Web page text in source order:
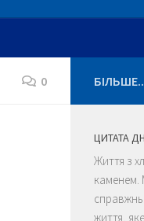
0
ЦИТАТА
Життя з
каменем.
життя,